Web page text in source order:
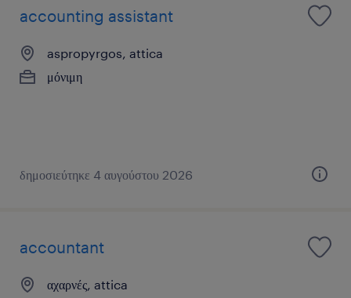
accounting assistant
aspropyrgos, attica
μόνιμη
δημοσιεύτηκε 4 αυγούστου 2026
accountant
αχαρνές, attica